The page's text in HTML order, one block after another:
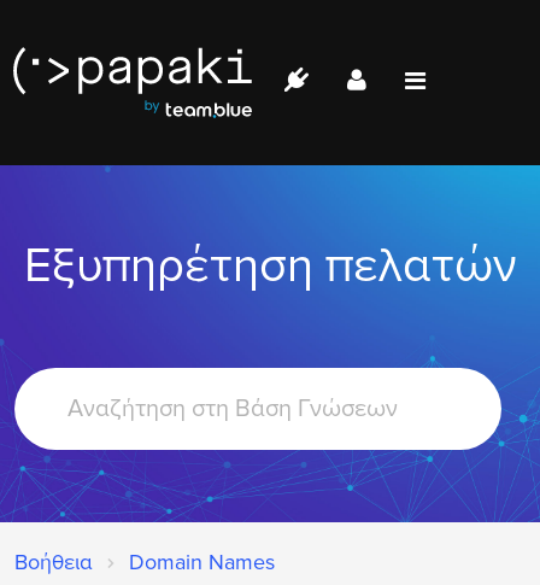
Σύνδεση
Εξυπηρέτηση πελατών
Search
For
Βοήθεια Domain Names